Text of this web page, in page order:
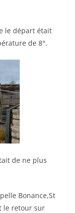
le départ était
de 8°.
de ne plus
Bonance,St
le retour sur